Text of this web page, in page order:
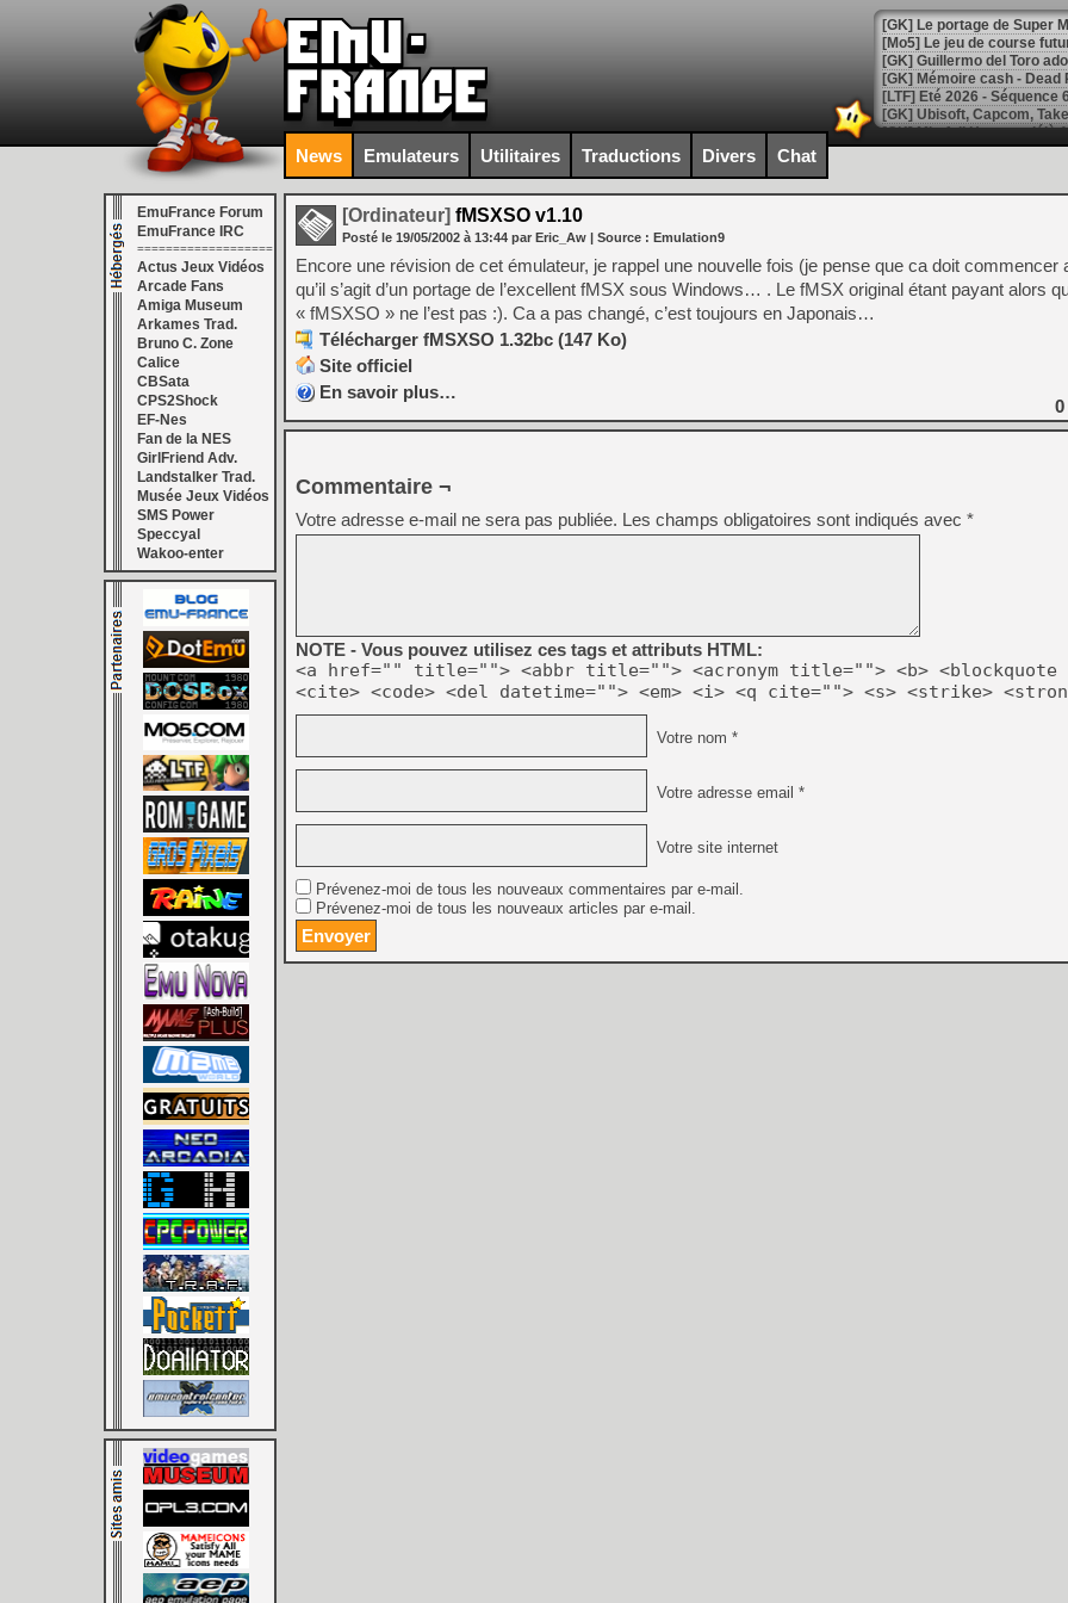
[GK] Le portage de Super
[Mo5] Le jeu de course
[GK] Guillermo del Toro
[LTF] Eté 2026 - Séquence
[GK] Mistfall Hunter : déjà
[GK] Wo Long 2 évolue
[GK] Crossfire : un TPS à
[LS] [PS5] Premiers
[Mo5] DOOM arrive en
[GK] Bethesda fête les 30
[GK] Roblox : l'action en
[GK] Agenda - GeForce
[GK] Devolver Digital en a
[LS] [PS5] ps5-y2jb-
[GK] Pourquoi Marvel
[GK] Test : Restory : Chill
[GK] GTA 6 : Rockstar
[GK] Mémoire cash -
[GK] Résultats Nintendo :
[GK] Déjà des
[Mo5] Brickboy cherche à
[GK] Minecraft et ses «
[GK] Beast of
[GK] Ubisoft : fin de partie
[GK] Mémoire cash -
[GK] Dan Houser (GTA)
[GK] Comment EA Sports
[GK] Crimson Moon : un
[GK] Isle of Reveries : le
[GK] Moonlighter 2 : The
News Emulateurs Utilitaires Traductions Divers Chat
EmuFrance Forum
EmuFrance IRC
===================
Actus Jeux Vidéos
Arcade Fans
Amiga Museum
Arkames Trad.
Bruno C. Zone
Calice
CBSata
CPS2Shock
EF-Nes
Fan de la NES
GirlFriend Adv.
Landstalker Trad.
Musée Jeux Vidéos
SMS Power
Speccyal
Wakoo-enter
[Ordinateur] fMSXSO v1.10
Posté le 19/05/2002 à 13:44 par Eric_Aw | Source : Emulation9
Encore une révision de cet émulateur, je rappel une nouvelle fois (je pense que ca doit commencer
qu’il s’agit d’un portage de l’excellent fMSX sous Windows… . Le fMSX original étant payant alors
« fMSXSO » ne l’est pas :). Ca a pas changé, c’est toujours en Japonais…
Télécharger fMSXSO 1.32bc (147 Ko)
Site officiel
En savoir plus…
0
Commentaire ¬
Votre adresse e-mail ne sera pas publiée. Les champs obligatoires sont indiqués avec *
NOTE - Vous pouvez utilisez ces tags et attributs HTML:
<a href="" title=""> <abbr title=""> <acronym title=""> <b> <blockquote
<cite> <code> <del datetime=""> <em> <i> <q cite=""> <s> <strike>
Votre nom *
Votre adresse email *
Votre site internet
Prévenez-moi de tous les nouveaux commentaires par e-mail.
Prévenez-moi de tous les nouveaux articles par e-mail.